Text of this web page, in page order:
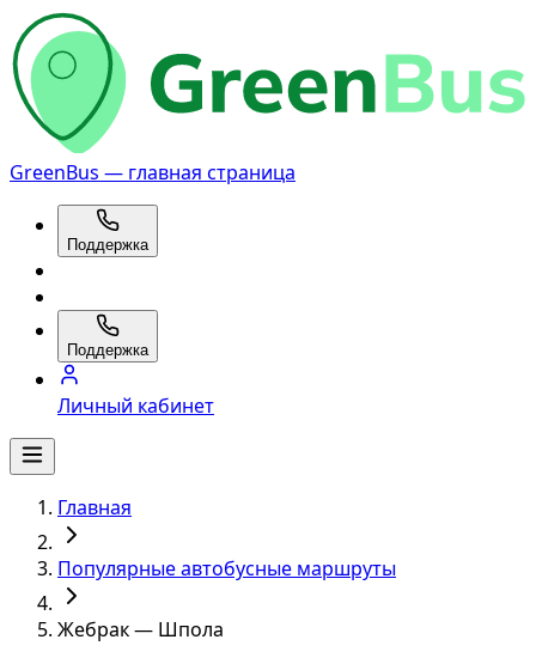
GreenBus — главная страница
Поддержка
Поддержка
Личный кабинет
Главная
Популярные автобусные маршруты
Жебрак — Шпола